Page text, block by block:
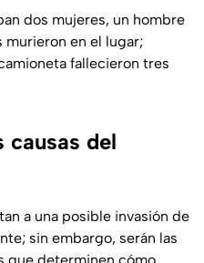
dos mujeres, un hombre
murieron en el lugar;
fallecieron tres
causas del
a una posible invasión de
sin embargo, serán las